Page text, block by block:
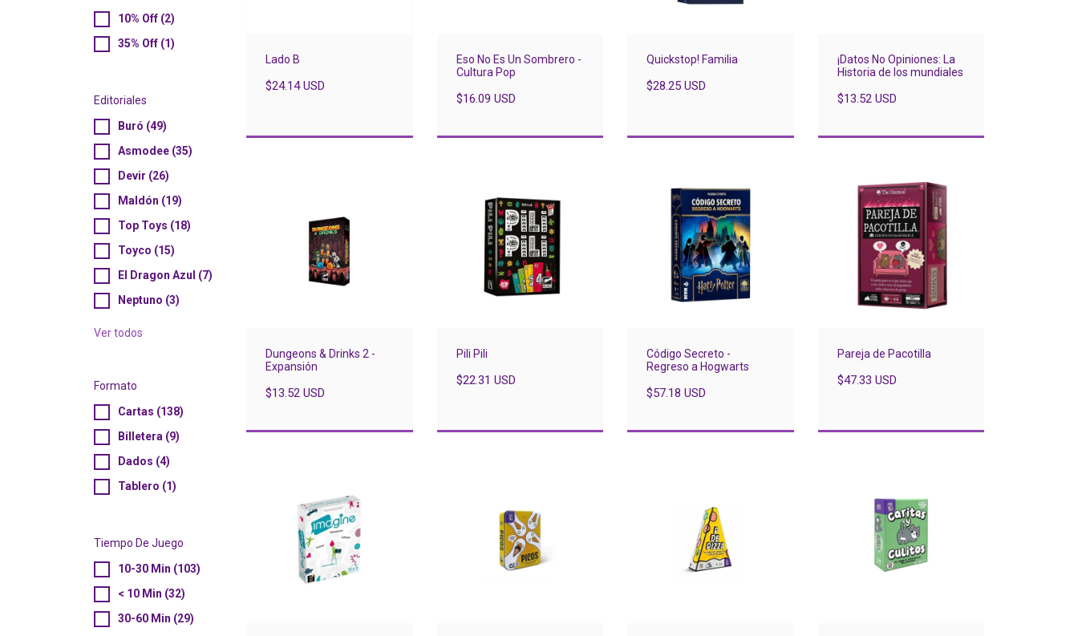
10% Off (2)
35% Off (1)
Editoriales
Buró (49)
Asmodee (35)
Devir (26)
Maldón (19)
Top Toys (18)
Toyco (15)
El Dragon Azul (7)
Neptuno (3)
Ver todos
Formato
Cartas (138)
Billetera (9)
Dados (4)
Tablero (1)
Tiempo De Juego
10-30 Min (103)
< 10 Min (32)
30-60 Min (29)
Lado B
$24.14 USD
Eso No Es Un Sombrero -
Cultura Pop
$16.09 USD
Quickstop! Familia
$28.25 USD
¡Datos No Opiniones: La
Historia de los mundiales
$13.52 USD
Dungeons & Drinks 2 -
Expansión
$13.52 USD
Pili Pili
$22.31 USD
Código Secreto -
Regreso a Hogwarts
$57.18 USD
Pareja de Pacotilla
$47.33 USD